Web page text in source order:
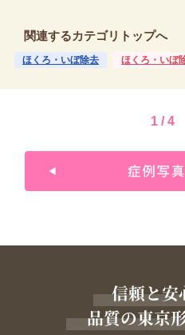
関連するカテゴリトップへ
ほくろ・いぼ除去 ほくろ・いぼ
1 / 4
信頼と安
品質の東京